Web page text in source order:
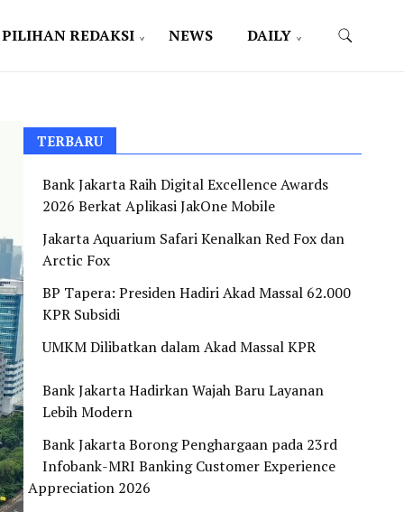
PILIHAN REDAKSI NEWS DAILY
TERBARU
Bank Jakarta Raih Digital Excellence Awards
2026 Berkat Aplikasi JakOne Mobile
Jakarta Aquarium Safari Kenalkan Red Fox dan
Arctic Fox
BP Tapera: Presiden Hadiri Akad Massal 62.000
KPR Subsidi
UMKM Dilibatkan dalam Akad Massal KPR
Bank Jakarta Hadirkan Wajah Baru Layanan
Lebih Modern
Bank Jakarta Borong Penghargaan pada 23rd
Infobank-MRI Banking Customer Experience
Appreciation 2026